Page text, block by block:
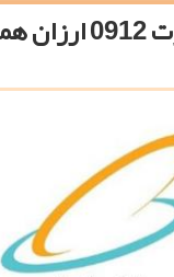
عرضه سیمكارت